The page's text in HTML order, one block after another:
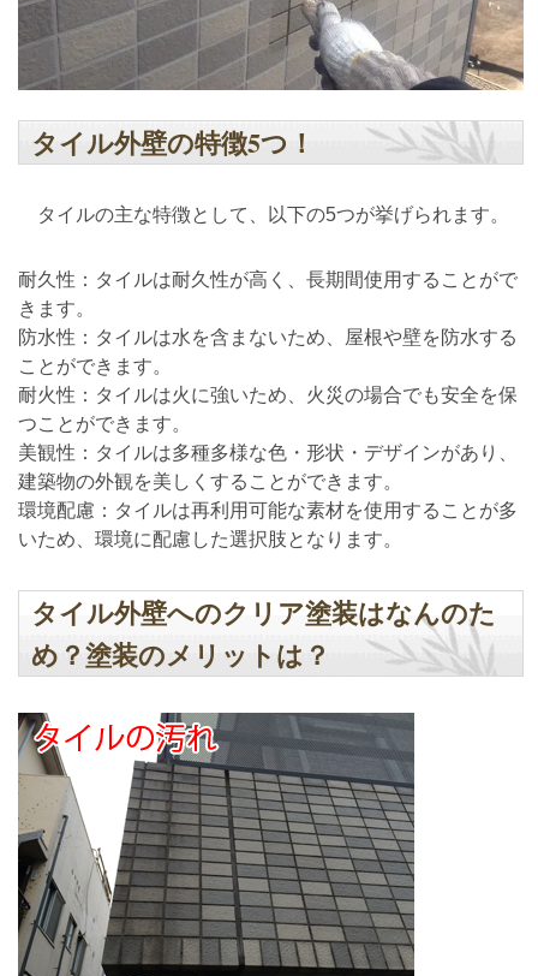
タイル外壁の特徴5つ！
タイルの主な特徴として、以下の5つが挙げられます。
耐久性：タイルは耐久性が高く、長期間使用することがで
きます。
防水性：タイルは水を含まないため、屋根や壁を防水する
ことができます。
耐火性：タイルは火に強いため、火災の場合でも安全を保
つことができます。
美観性：タイルは多種多様な色・形状・デザインがあり、
建築物の外観を美しくすることができます。
環境配慮：タイルは再利用可能な素材を使用することが多
いため、環境に配慮した選択肢となります。
タイル外壁へのクリア塗装はなんのた
め？塗装のメリットは？